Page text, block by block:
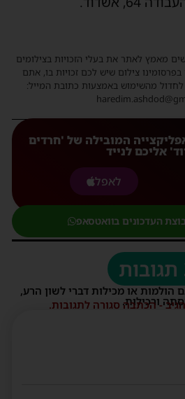
מאמץ לאתר את בעלי הזכויות בצילומים
בפרסומינו צילום שיש לכם זכויות בו, אתם
לחדול מהשימוש באמצעות כתובת המייל:
המובילה של 'חרדים
אליכם לנייד
לאפל
העדכונים בוואטסאפ
הולמות או מכילות דברי לשון הרע,
ורכילות.
- הכתבה סגורה לתגובות.